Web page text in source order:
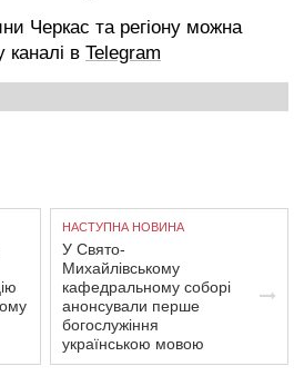
Черкас та регіону можна
в Telegram
НАСТУПНА НОВИНА
У Свято-
Михайлівському
кафедральному соборі
анонсували перше
богослужіння
українською мовою